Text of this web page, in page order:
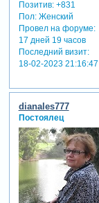
Позитив: +831
Пол:Женский
Провел на форуме:
17 дней 19 часов
Последний визит:
18-02-2023 21:16:47
dianales777
Постоялец